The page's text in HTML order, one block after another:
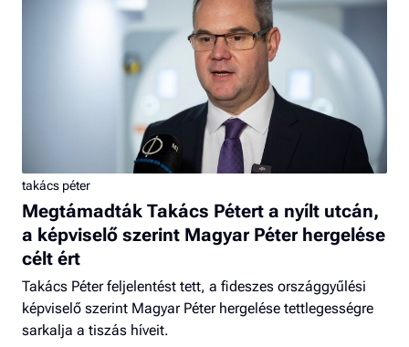
takács péter
Megtámadták Takács Pétert a nyílt utcán,
a képviselő szerint Magyar Péter hergelése
célt ért
Takács Péter feljelentést tett, a fideszes országgyűlési
képviselő szerint Magyar Péter hergelése tettlegességre
sarkalja a tiszás híveit.